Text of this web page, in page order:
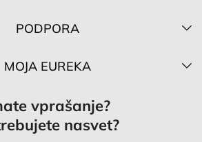
PODPORA
MOJA EUREKA
vprašanje?
nasvet?